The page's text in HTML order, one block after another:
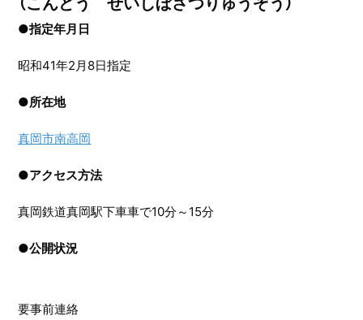
●指定年月日
昭和41年2月8日指定
●所在地
真岡市南高岡
●アクセス方法
真岡鉄道真岡駅下車車で10分～15分
●公開状況
要事前連絡